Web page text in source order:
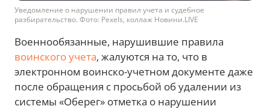
Уведомление о нарушении правил учета и судебное
разбирательство. Фото: Pexels, коллаж Новини.LIVE
Военнообязанные, нарушившие правила
воинского учета, жалуются на то, что в
электронном воинско-учетном документе даже
после обращения с просьбой об удалении из
системы «Оберег» отметка о нарушении